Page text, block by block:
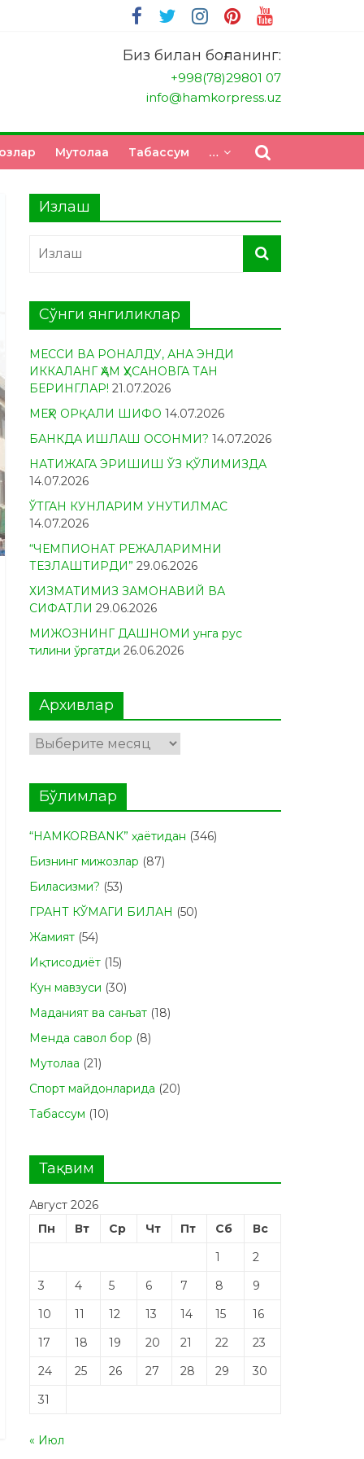
Биз билан боғланинг:
+998(78)29801 07
info@hamkorpress.uz
Мутолаа Табасcум …
Излаш
Сўнги янгиликлар
МЕССИ ВА РОНАЛДУ, АНА ЭНДИ
ИККАЛАНГ ҲАМ ҲУСАНОВГА ТАН
БЕРИНГЛАР! 21.07.2026
МЕҲР ОРҚАЛИ ШИФО 14.07.2026
БАНКДА ИШЛАШ ОСОНМИ? 14.07.2026
НАТИЖАГА ЭРИШИШ ЎЗ ҚЎЛИМИЗДА
14.07.2026
ЎТГАН КУНЛАРИМ УНУТИЛМАС
14.07.2026
“ЧЕМПИОНАТ РЕЖАЛАРИМНИ
ТЕЗЛАШТИРДИ” 29.06.2026
ХИЗМАТИМИЗ ЗАМОНАВИЙ ВА
СИФАТЛИ 29.06.2026
МИЖОЗНИНГ ДАШНОМИ унга рус
тилини ўргатди 26.06.2026
Архивлар
Архивлар
Бўлимлар
“HAMKORBANK” ҳаётидан (346)
Бизнинг мижозлар (87)
Биласизми? (53)
ГРАНТ КЎМАГИ БИЛАН (50)
Жамият (54)
Иқтисодиёт (15)
Кун мавзуси (30)
Маданият ва санъат (18)
Менда савол бор (8)
Мутолаа (21)
Спорт майдонларида (20)
Табасcум (10)
Тақвим
Август 2026
Пн
Вт Ср Чт Пт Сб
Вс
1
2
3
4 5 6 7 8
9
10
11 12 13 14 15
16
17
18 19 20 21 22
23
24
25 26 27 28 29
30
31
« Июл